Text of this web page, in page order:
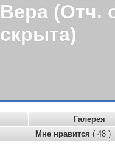
Вера (Отч.
скрыта)
Галерея
Мне нравится ( 48 )